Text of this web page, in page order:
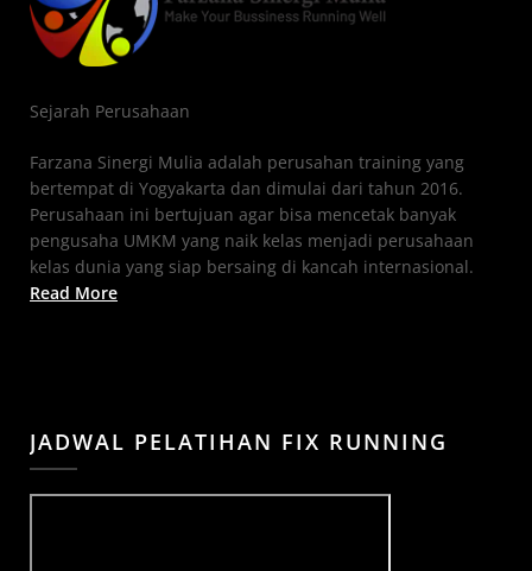
Sejarah Perusahaan
Farzana Sinergi Mulia adalah perusahan training yang
bertempat di Yogyakarta dan dimulai dari tahun 2016.
Perusahaan ini bertujuan agar bisa mencetak banyak
pengusaha UMKM yang naik kelas menjadi perusahaan
kelas dunia yang siap bersaing di kancah internasional.
Read More
JADWAL PELATIHAN FIX RUNNING